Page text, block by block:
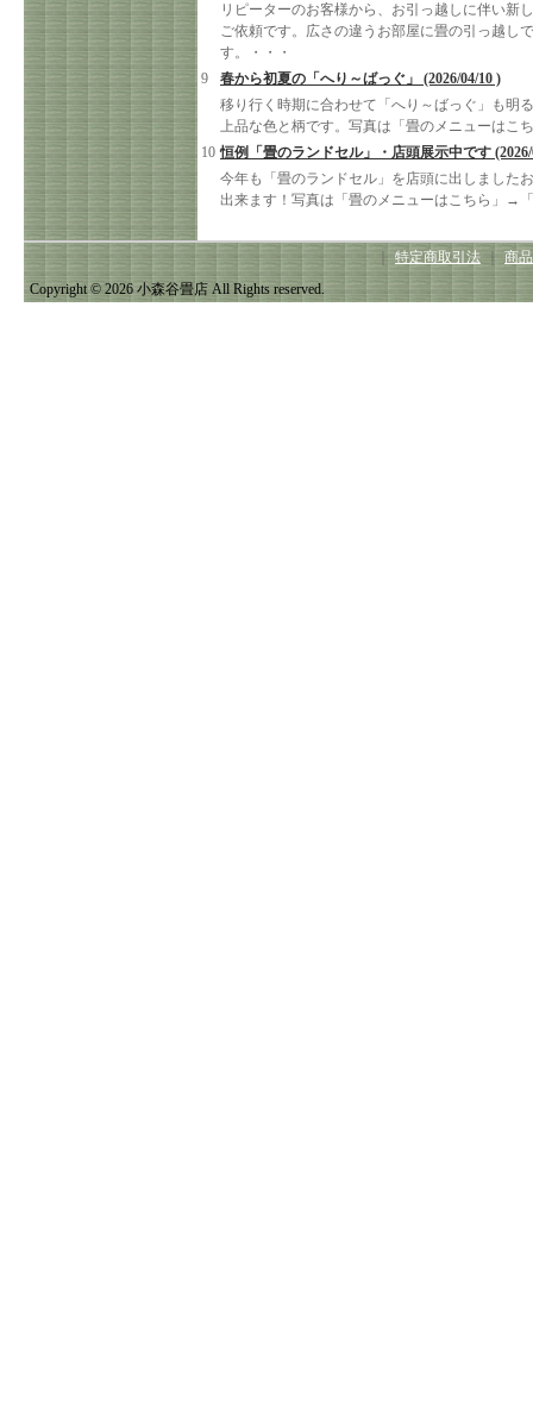
リピーターのお客様から、お引っ越しに伴い新
ご依頼です。広さの違うお部屋に畳の引っ越し
す。・・・
9
春から初夏の「へり～ばっぐ」 (2026/04/10 )
移り行く時期に合わせて「へり～ばっぐ」も明
上品な色と柄です。写真は「畳のメニューはこ
10 恒例「畳のランドセル」・店頭展示中です (2026/
今年も「畳のランドセル」を店頭に出しました
出来ます！写真は「畳のメニューはこちら」→
｜ 特定商取引法 ｜ 商
Copyright © 2026 小森谷畳店 All Rights reserved.